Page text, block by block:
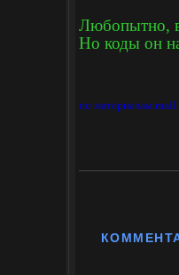
Любопытно,
Но коды он
по материалам